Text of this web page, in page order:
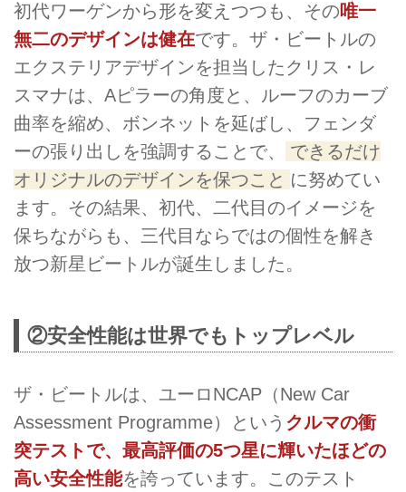
初代ワーゲンから形を変えつつも、その唯一
無二のデザインは健在です。ザ・ビートルの
エクステリアデザインを担当したクリス・レ
スマナは、Aピラーの角度と、ルーフのカーブ
曲率を縮め、ボンネットを延ばし、フェンダ
ーの張り出しを強調することで、
できるだけ
オリジナルのデザインを保つこと に努めてい
ます。その結果、初代、二代目のイメージを
保ちながらも、三代目ならではの個性を解き
放つ新星ビートルが誕生しました。
②安全性能は世界でもトップレベル
ザ・ビートルは、ユーロNCAP（New Car
Assessment Programme）という クルマの衝
突テストで、最高評価の5つ星に輝いたほどの
高い安全性能を誇っています。このテスト